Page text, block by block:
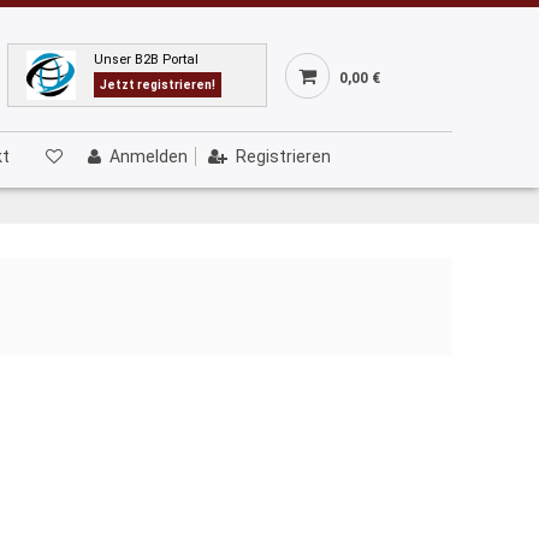
Unser B2B Portal
Jetzt registrieren! 0,00 €
Anmelden Registrieren